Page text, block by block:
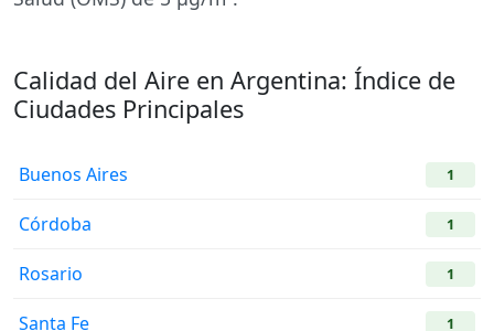
Calidad del Aire en Argentina: Índice de
Ciudades Principales
Buenos Aires 1
Córdoba 1
Rosario 1
Santa Fe 1